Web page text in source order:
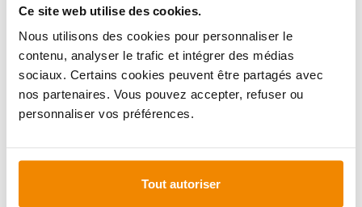
Ce site web utilise des cookies.
Nous utilisons des cookies pour personnaliser le
contenu, analyser le trafic et intégrer des médias
sociaux. Certains cookies peuvent être partagés avec
nos partenaires. Vous pouvez accepter, refuser ou
personnaliser vos préférences.
Tout autoriser
vitesse intégrée.
L'élévation de retour est généralement réalisée en
intégrant une vanne mélangeuse comme composant